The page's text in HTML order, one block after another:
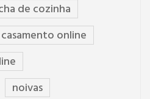
de cozinha
casamento online
noivas